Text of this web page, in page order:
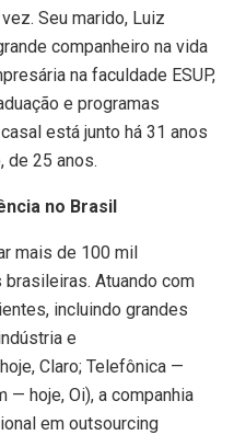
Seu marido, Luiz
companheiro na vida
na faculdade ESUP,
e programas
está junto há 31 anos
de 25 anos.
no Brasil
mais de 100 mil
Atuando com
incluindo grandes
e
Claro; Telefônica —
— hoje, Oi), a companhia
em outsourcing